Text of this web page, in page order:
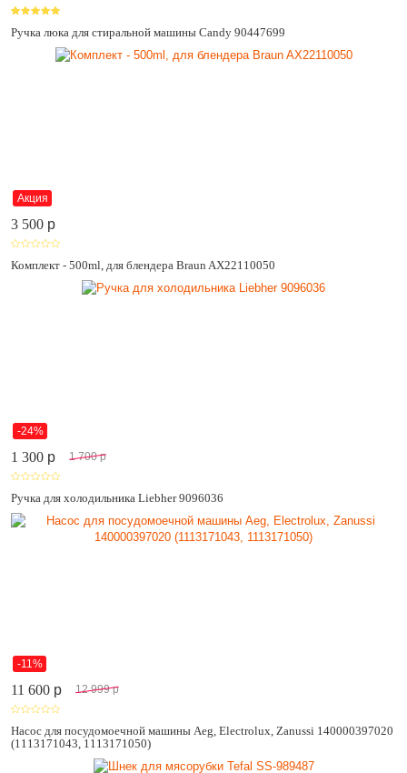
Ручка люка для стиральной машины Candy 90447699
Акция
3 500 p
Комплект - 500ml, для блендера Braun AX22110050
-24%
1 300 p 1 700 p
Ручка для холодильника Liebher 9096036
-11%
11 600 p 12 999 p
Насос для посудомоечной машины Aeg, Electrolux, Zanussi 140000397020
(1113171043, 1113171050)